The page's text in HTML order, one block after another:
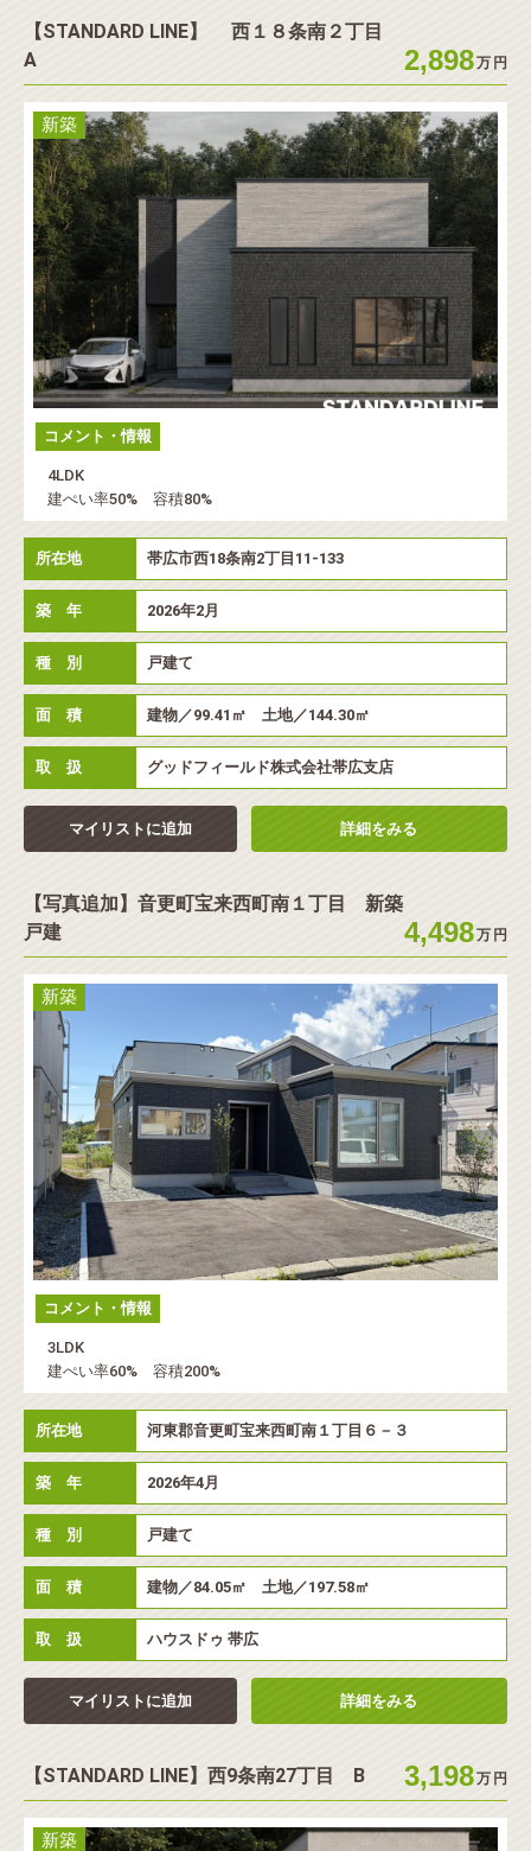
【STANDARD LINE】 西１８条南２丁目
A
2,898万 円
新築
コメント・情報
4LDK
建ぺい率50% 容積80%
所在地 帯広市西18条南2丁目11-133
築 年 2026年2月
種 別 戸建て
面 積 建物／99.41㎡ 土地／144.30㎡
取 扱 グッドフィールド株式会社帯広支店
マイリストに追加 詳細をみる
【写真追加】音更町宝来西町南１丁目 新築
戸建
4,498万 円
新築
コメント・情報
3LDK
建ぺい率60% 容積200%
所在地 河東郡音更町宝来西町南１丁目６－３
築 年 2026年4月
種 別 戸建て
面 積 建物／84.05㎡ 土地／197.58㎡
取 扱 ハウスドゥ 帯広
マイリストに追加 詳細をみる
【STANDARD LINE】西9条南27丁目 B 3,198万 円
新築